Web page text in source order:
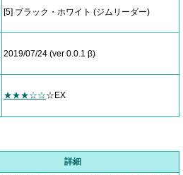
[5] ブラック・ホワイト (ジムリーダー)
2019/07/24 (ver 0.0.1 β)
★★★☆☆☆EX
詳細